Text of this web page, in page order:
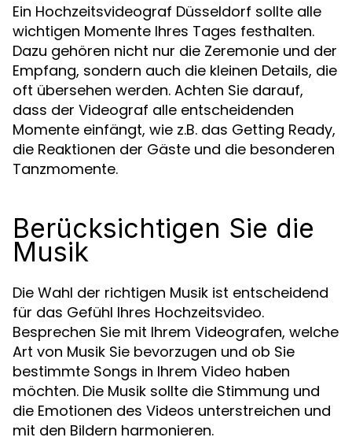
Ein Hochzeitsvideograf Düsseldorf sollte alle
wichtigen Momente Ihres Tages festhalten.
Dazu gehören nicht nur die Zeremonie und der
Empfang, sondern auch die kleinen Details, die
oft übersehen werden. Achten Sie darauf,
dass der Videograf alle entscheidenden
Momente einfängt, wie z.B. das Getting Ready,
die Reaktionen der Gäste und die besonderen
Tanzmomente.
Berücksichtigen Sie die
Musik
Die Wahl der richtigen Musik ist entscheidend
für das Gefühl Ihres Hochzeitsvideo.
Besprechen Sie mit Ihrem Videografen, welche
Art von Musik Sie bevorzugen und ob Sie
bestimmte Songs in Ihrem Video haben
möchten. Die Musik sollte die Stimmung und
die Emotionen des Videos unterstreichen und
mit den Bildern harmonieren.